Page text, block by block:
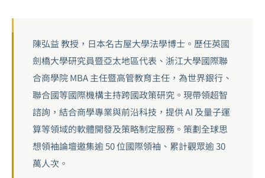
陳弘益 教授，日本名古屋大學法學博士。歷任英國
劍橋大學研究員暨亞太地區代表、浙江大學國際聯
合商學院 MBA 主任暨高管教育主任，為世界銀行、
聯合國等國際機構主持跨國政策研究。現帶領超智
諮詢，結合商學專業與前沿科技，提供 AI 及量子運
算等領域的軟體開發及策略制定服務。策劃全球思
想領袖論壇邀集逾 50 位國際領袖、累計觀眾逾 30
萬人次。